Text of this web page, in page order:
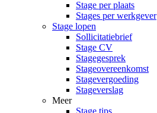
Stage per plaats
Stages per werkgever
Stage lopen
Sollicitatiebrief
Stage CV
Stagegesprek
Stageovereenkomst
Stagevergoeding
Stageverslag
Meer
Stage tips